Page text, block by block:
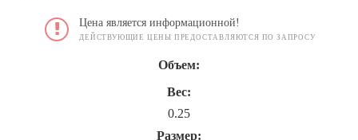
Цена является информационной!
ДЕЙСТВУЮЩИЕ ЦЕНЫ ПРЕДОСТАВЛЯЮТСЯ ПО ЗАПРОСУ
Объем:
Вес:
0.25
Размер: